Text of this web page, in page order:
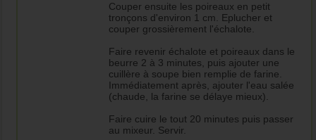
Couper ensuite les poireaux en petit
tronçons d'environ 1 cm. Eplucher et
couper grossièrement l'échalote.
Faire revenir échalote et poireaux dans le
beurre 2 à 3 minutes, puis ajouter une
cuillère à soupe bien remplie de farine.
Immédiatement après, ajouter l'eau salée
(chaude, la farine se délaye mieux).
Faire cuire le tout 20 minutes puis passer
au mixeur. Servir.